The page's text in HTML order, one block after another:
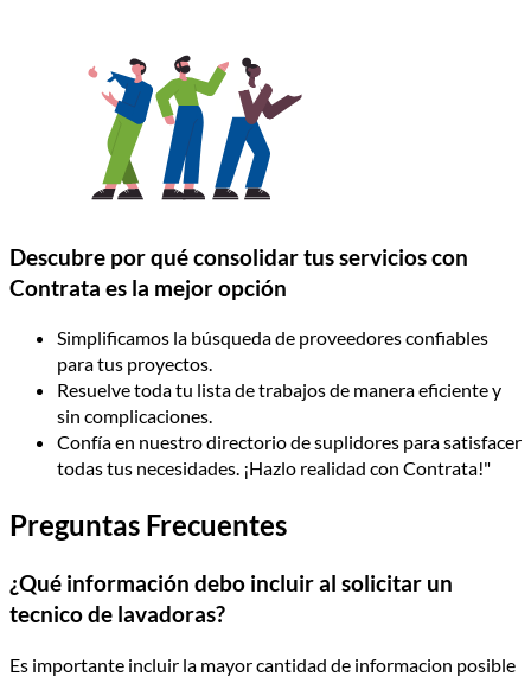
Descubre por qué consolidar tus servicios con
Contrata es la mejor opción
Simplificamos la búsqueda de proveedores confiables
para tus proyectos.
Resuelve toda tu lista de trabajos de manera eficiente y
sin complicaciones.
Confía en nuestro directorio de suplidores para satisfacer
todas tus necesidades. ¡Hazlo realidad con Contrata!"
Preguntas Frecuentes
¿Qué información debo incluir al solicitar un
tecnico de lavadoras?
Es importante incluir la mayor cantidad de informacion posible